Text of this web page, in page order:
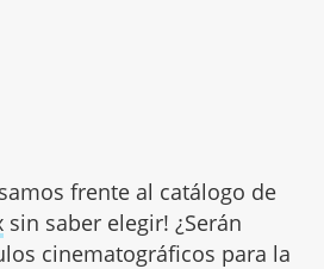
frente al catálogo de
sin saber elegir! ¿Serán
cinematográficos para la